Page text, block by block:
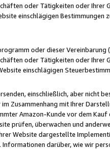
oder Tätigkeiten oder Ihrer
einschlägigen Bestimmungen
oder dieser Vereinbarung
oder Tätigkeiten oder Ihrer
einschlägigen
einschließlich, aber nicht
Zusammenhang mit Ihrer
Amazon-Kunde vor dem
prüfen, überwachen und
Website dargestellte
darüber, wie wir